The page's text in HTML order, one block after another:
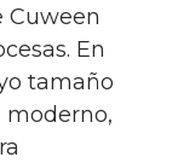
Cuween
En
tamaño
moderno,